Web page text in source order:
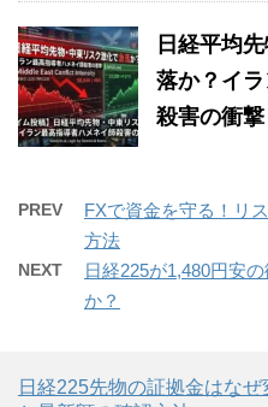
日経平均
落か？イ
殺害の衝撃
PREV
FXで資金を守る！リ
方法
NEXT
日経225が1,480円安
か？
日経225先物の証拠金はな